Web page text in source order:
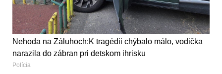
Nehoda na Záluhoch:K tragédii chýbalo málo, vodička
narazila do zábran pri detskom ihrisku
Polícia